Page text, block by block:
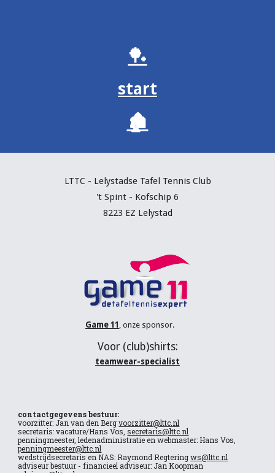
🏓
start
🏚️
LTTC - Lelystadse Tafel Tennis Club
't Spint - Kofschip 6
8223 EZ Lelystad
Game 11 , onze sponsor.
Voor (club)shirts:
teamwear-specialist
contactgegevens bestuur:
voorzitter: Jan van den Bergvoorzitter@lttc.nl
secretaris: vacature/Hans Vos,secretaris@lttc.nl
penningmeester, ledenadministratie en webmaster: Hans Vos,
penningmeester@lttc.nl
wedstrijdsecretaris en NAS: Raymond Regteringws@lttc.nl
adviseur bestuur - financieel adviseur: Jan Koopman